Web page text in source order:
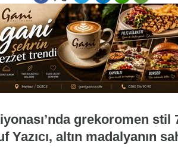
grekoromen
Yazıcı, altın madalyanın